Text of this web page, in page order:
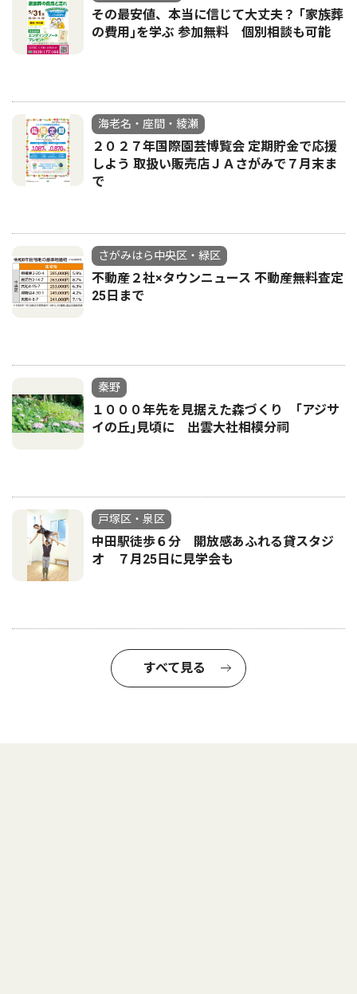
その最安値、本当に信じて大丈夫？ ｢家族葬
の費用｣を学ぶ 参加無料 個別相談も可能
海老名・座間・綾瀬
２０２７年国際園芸博覧会 定期貯金で応援
しよう 取扱い販売店ＪＡさがみで７月末ま
で
さがみはら中央区・緑区
不動産２社×タウンニュース 不動産無料査定
25日まで
秦野
１０００年先を見据えた森づくり ｢アジサ
イの丘｣見頃に 出雲大社相模分祠
戸塚区・泉区
中田駅徒歩６分 開放感あふれる貸スタジ
オ ７月25日に見学会も
すべて見る